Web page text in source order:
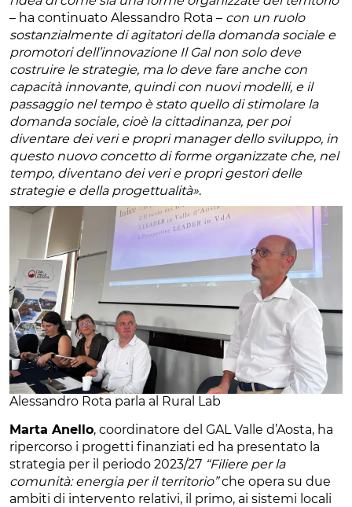
– ha continuato Alessandro Rota – con un ruolo
sostanzialmente di agitatori della domanda sociale e
promotori dell’innovazione Il Gal non solo deve
costruire le strategie, ma lo deve fare anche con
capacità innovante, quindi con nuovi modelli, e il
passaggio nel tempo è stato quello di stimolare la
domanda sociale, cioè la cittadinanza, per poi
diventare dei veri e propri manager dello sviluppo, in
questo nuovo concetto di forme organizzate che, nel
tempo, diventano dei veri e propri gestori delle
strategie e della progettualità».
Alessandro Rota parla al Rural Lab
Marta Anello, coordinatore del GAL Valle d’Aosta, ha
ripercorso i progetti finanziati ed ha presentato la
strategia per il periodo 2023/27 “Filiere per la
comunità: energia per il territorio”che opera su due
ambiti di intervento relativi, il primo, ai sistemi locali